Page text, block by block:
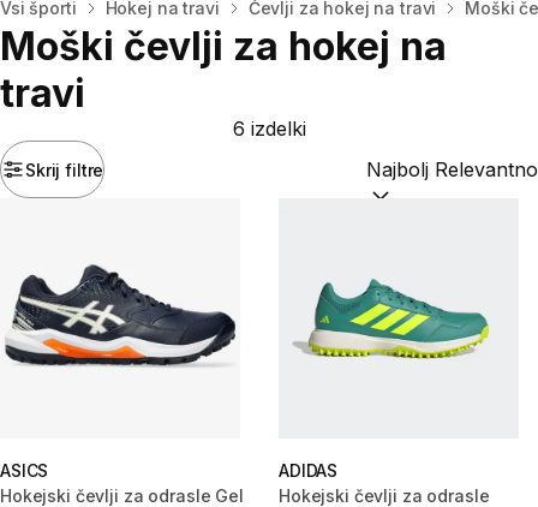
Domov
Vsi športi Hokej na travi Čevlji za hokej na travi Moški
Moški čevlji za hokej na
travi
Skrij filtre
6 izdelki
Razvrsti po:
ASICS
Hokejski čevlji za odrasle Gel
ADIDAS
Hokejski čevlji za odrasle